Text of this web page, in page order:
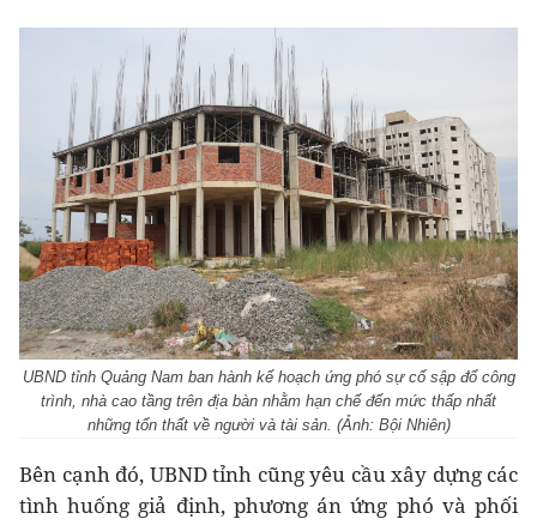
UBND tỉnh Quảng Nam ban hành kế hoạch ứng phó sự cố sập đổ công
trình, nhà cao tầng trên địa bàn nhằm hạn chế đến mức thấp nhất
những tổn thất về người và tài sản. (Ảnh: Bội Nhiên)
Bên cạnh đó, UBND tỉnh cũng yêu cầu xây dựng các
tình huống giả định, phương án ứng phó và phối